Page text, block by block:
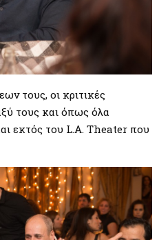
τους, οι κριτικές
τους και όπως όλα
εκτός του L.A. Theater που